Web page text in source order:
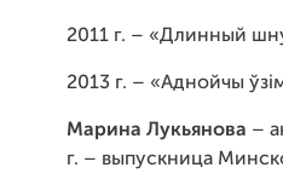
2011 г. – «Длинный
2013 г. – «Аднойчы
Марина Лукьянова –
г. – выпускница